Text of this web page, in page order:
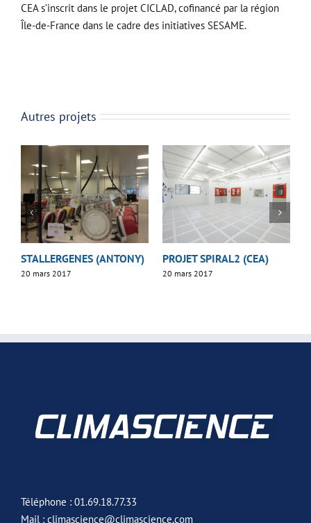
CEA s’inscrit dans le projet CICLAD, cofinancé par la région
Île-de-France dans le cadre des initiatives SESAME.
Autres projets
STALLERGENES (ANTONY)
20 mars 2017
PROJET SPIRAL2 (CEA)
20 mars 2017
Téléphone : 01.69.18.77.33
Mail : climascience@climascience.com